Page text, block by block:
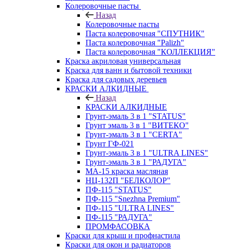
Колеровочные пасты
Назад
Колеровочные пасты
Паста колеровочная "СПУТНИК"
Паста колеровочная "Palizh"
Паста колеровочная "КОЛЛЕКЦИЯ"
Краска акриловая универсальная
Краска для ванн и бытовой техники
Краска для садовых деревьев
КРАСКИ АЛКИДНЫЕ
Назад
КРАСКИ АЛКИДНЫЕ
Грунт-эмаль 3 в 1 "STATUS"
Грунт эмаль 3 в 1 "ВИТЕКО"
Грунт-эмаль 3 в 1 "CERTA"
Грунт ГФ-021
Грунт-эмаль 3 в 1 "ULTRA LINES"
Грунт-эмаль 3 в 1 "РАДУГА"
МА-15 краска масляная
НЦ-132П "БЕЛКОЛОР"
ПФ-115 "STATUS"
ПФ-115 "Snezhna Premium"
ПФ-115 "ULTRA LINES"
ПФ-115 "РАДУГА"
ПРОМФАСОВКА
Краски для крыш и профнастила
Краски для окон и радиаторов